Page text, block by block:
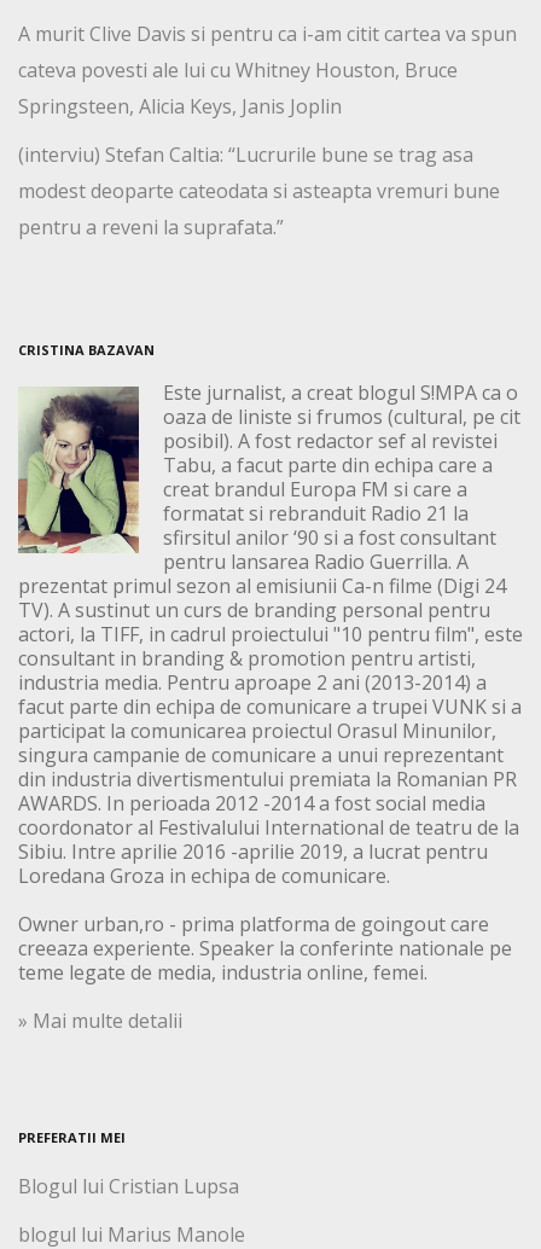
A murit Clive Davis si pentru ca i-am citit cartea va spun
cateva povesti ale lui cu Whitney Houston, Bruce
Springsteen, Alicia Keys, Janis Joplin
(interviu) Stefan Caltia: “Lucrurile bune se trag asa
modest deoparte cateodata si asteapta vremuri bune
pentru a reveni la suprafata.”
CRISTINA BAZAVAN
Este jurnalist, a creat blogul S!MPA ca o
oaza de liniste si frumos (cultural, pe cit
posibil). A fost redactor sef al revistei
Tabu, a facut parte din echipa care a
creat brandul Europa FM si care a
formatat si rebranduit Radio 21 la
sfirsitul anilor ‘90 si a fost consultant
pentru lansarea Radio Guerrilla. A
prezentat primul sezon al emisiunii Ca-n filme (Digi 24
TV). A sustinut un curs de branding personal pentru
actori, la TIFF, in cadrul proiectului "10 pentru film", este
consultant in branding & promotion pentru artisti,
industria media. Pentru aproape 2 ani (2013-2014) a
facut parte din echipa de comunicare a trupei VUNK si a
participat la comunicarea proiectul Orasul Minunilor,
singura campanie de comunicare a unui reprezentant
din industria divertismentului premiata la Romanian PR
AWARDS. In perioada 2012 -2014 a fost social media
coordonator al Festivalului International de teatru de la
Sibiu. Intre aprilie 2016 -aprilie 2019, a lucrat pentru
Loredana Groza in echipa de comunicare.
Owner urban,ro - prima platforma de goingout care
creeaza experiente. Speaker la conferinte nationale pe
teme legate de media, industria online, femei.
» Mai multe detalii
PREFERATII MEI
Blogul lui Cristian Lupsa
blogul lui Marius Manole